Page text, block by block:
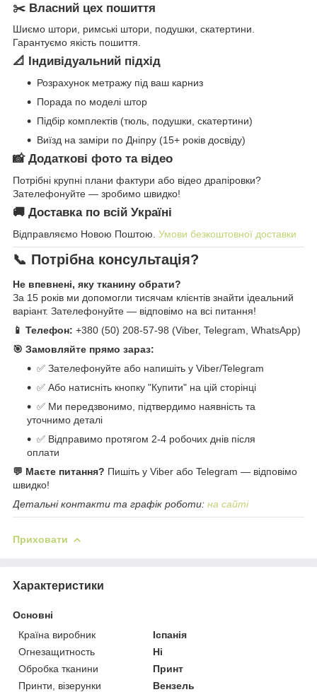
✂️ Власний цех пошиття
Шиємо штори, римські штори, подушки, скатертини.
Гарантуємо якість пошиття.
📐 Індивідуальний підхід
Розрахунок метражу під ваш карниз
Порада по моделі штор
Підбір комплектів (тюль, подушки, скатертини)
Виїзд на заміри по Дніпру (15+ років досвіду)
📸 Додаткові фото та відео
Потрібні крупні плани фактури або відео драпіровки?
Зателефонуйте — зробимо швидко!
🚚 Доставка по всій Україні
Відправляємо Новою Поштою. Умови безкоштовної доставки
📞 Потрібна консультація?
Не впевнені, яку тканину обрати?
За 15 років ми допомогли тисячам клієнтів знайти ідеальний
варіант. Зателефонуйте — відповімо на всі питання!
📱 Телефон: +380 (50) 208-57-98 (Viber, Telegram, WhatsApp)
🎯 Замовляйте прямо зараз:
✅ Зателефонуйте або напишіть у Viber/Telegram
✅ Або натисніть кнопку "Купити" на цій сторінці
✅ Ми передзвонимо, підтвердимо наявність та
уточнимо деталі
✅ Відправимо протягом 2-4 робочих днів після
оплати
💬 Маєте питання? Пишіть у Viber або Telegram — відповімо
швидко!
Детальні контакти та графік роботи: на сайті
Приховати
Характеристики
Основні
Країна виробник
Іспанія
Огнезащитность
Ні
Обробка тканини
Принт
Принти, візерунки
Вензель